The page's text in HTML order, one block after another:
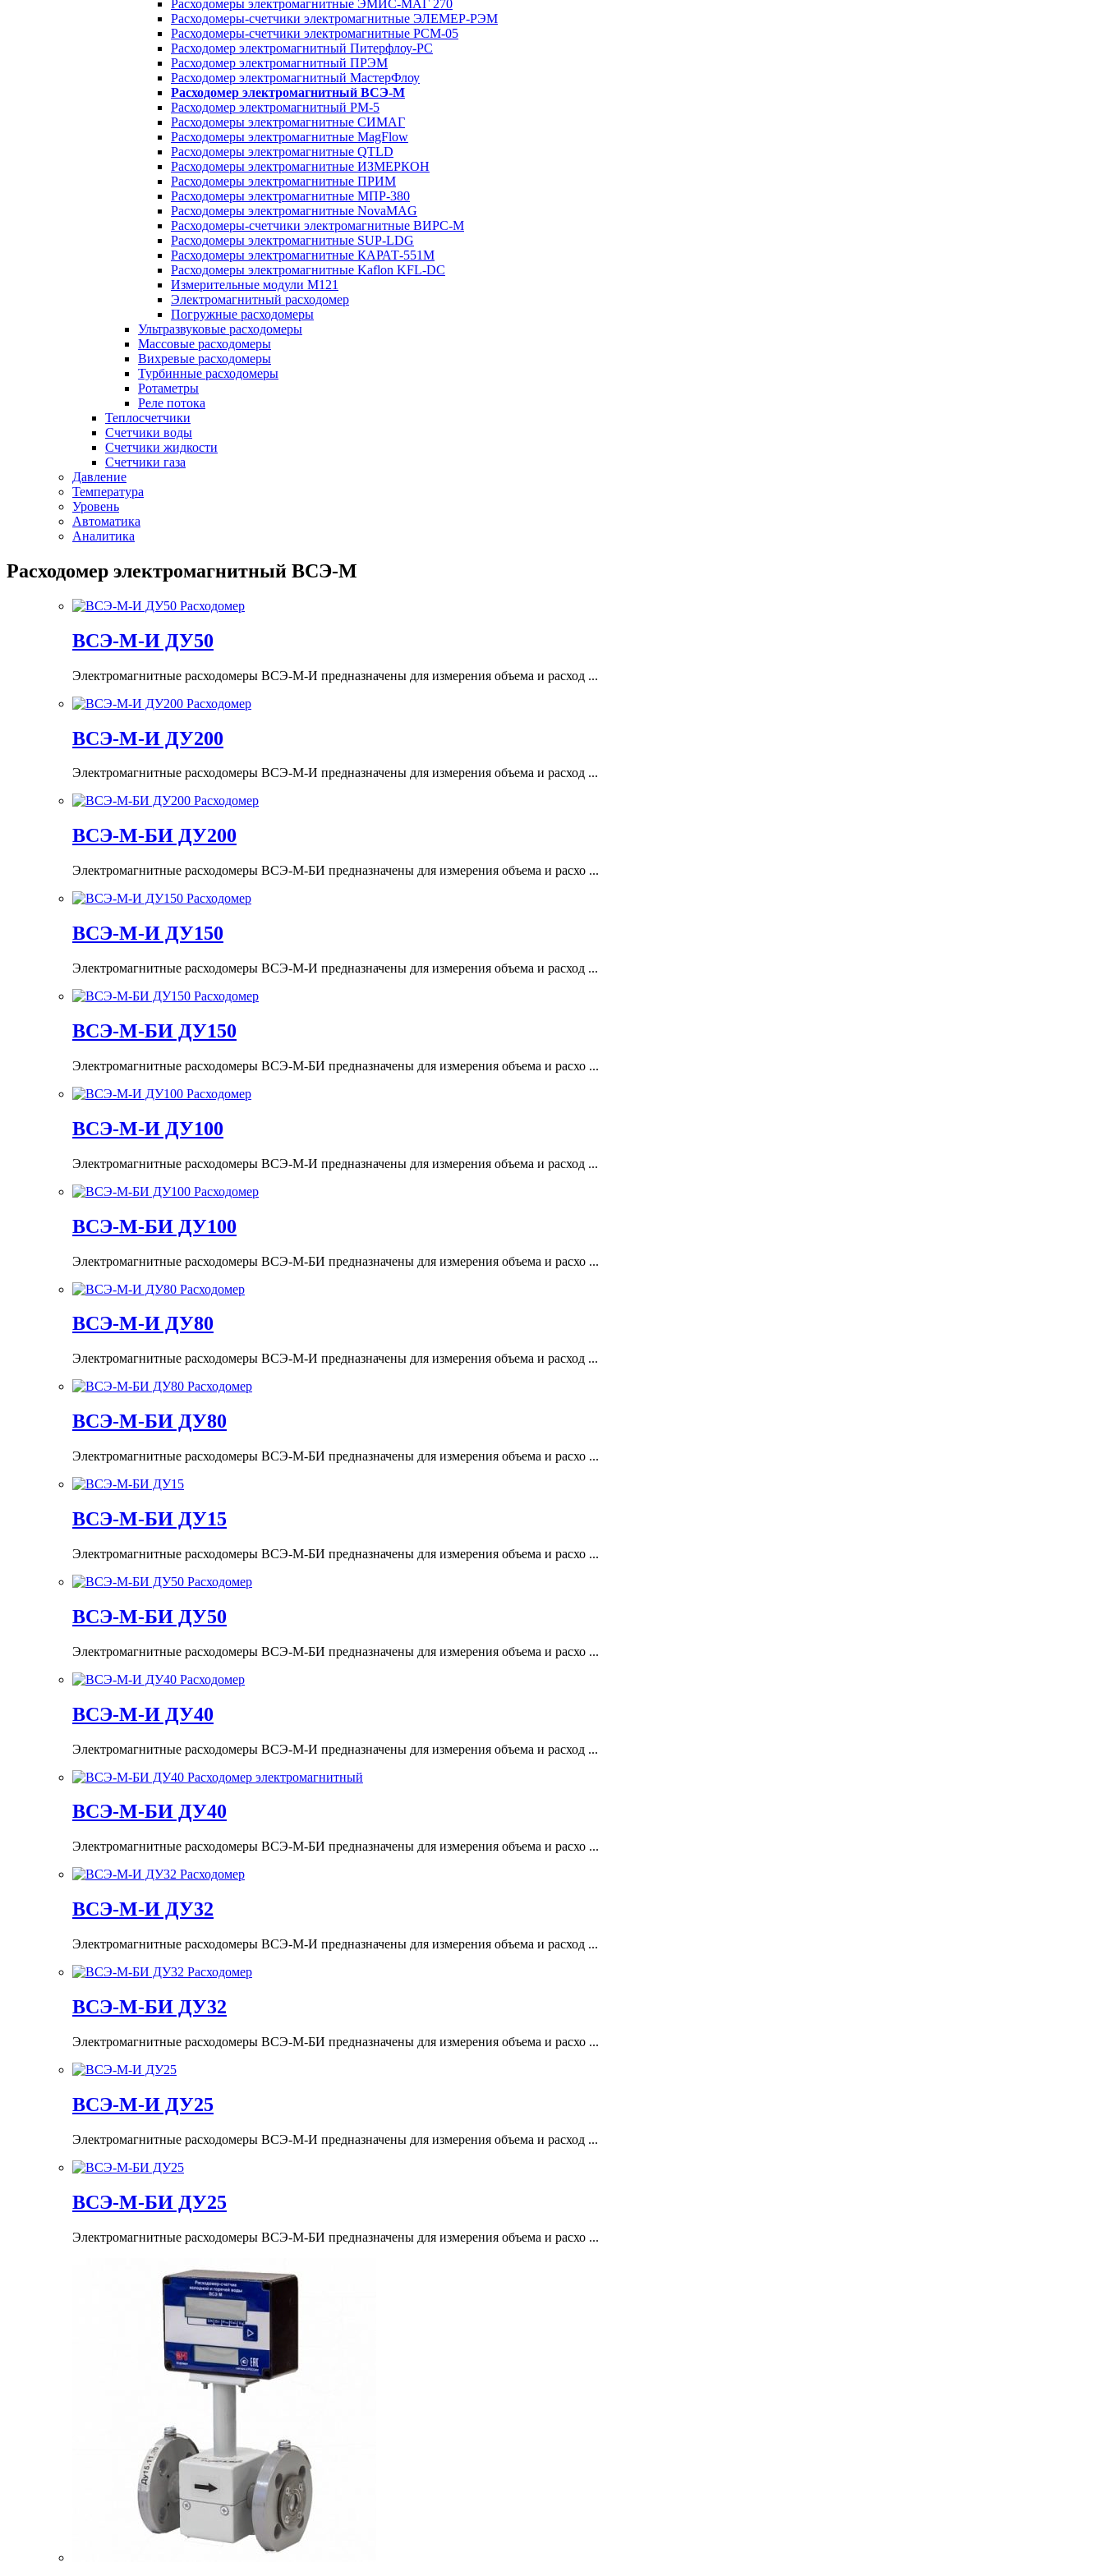
Расходомеры электромагнитные ЭМИС-МАГ 270
Расходомеры-счетчики электромагнитные ЭЛЕМЕР-РЭМ
Расходомеры-счетчики электромагнитные РСМ-05
Расходомер электромагнитный Питерфлоу-РС
Расходомер электромагнитный ПРЭМ
Расходомер электромагнитный МастерФлоу
Расходомер электромагнитный ВСЭ-М
Расходомер электромагнитный РМ-5
Расходомеры электромагнитные СИМАГ
Расходомеры электромагнитные MagFlow
Расходомеры электромагнитные QTLD
Расходомеры электромагнитные ИЗМЕРКОН
Расходомеры электромагнитные ПРИМ
Расходомеры электромагнитные МПР-380
Расходомеры электромагнитные NovaMAG
Расходомеры-счетчики электромагнитные ВИРС-М
Расходомеры электромагнитные SUP-LDG
Расходомеры электромагнитные КАРАТ-551М
Расходомеры электромагнитные Kaflon KFL-DC
Измерительные модули М121
Электромагнитный расходомер
Погружные расходомеры
Ультразвуковые расходомеры
Массовые расходомеры
Вихревые расходомеры
Турбинные расходомеры
Ротаметры
Реле потока
Теплосчетчики
Счетчики воды
Счетчики жидкости
Счетчики газа
Давление
Температура
Уровень
Автоматика
Аналитика
Расходомер электромагнитный ВСЭ-М
ВСЭ-М-И ДУ50
Электромагнитные расходомеры ВСЭ-М-И предназначены для измерения объема и расход ...
ВСЭ-М-И ДУ200
Электромагнитные расходомеры ВСЭ-М-И предназначены для измерения объема и расход ...
ВСЭ-М-БИ ДУ200
Электромагнитные расходомеры ВСЭ-М-БИ предназначены для измерения объема и расхо ...
ВСЭ-М-И ДУ150
Электромагнитные расходомеры ВСЭ-М-И предназначены для измерения объема и расход ...
ВСЭ-М-БИ ДУ150
Электромагнитные расходомеры ВСЭ-М-БИ предназначены для измерения объема и расхо ...
ВСЭ-М-И ДУ100
Электромагнитные расходомеры ВСЭ-М-И предназначены для измерения объема и расход ...
ВСЭ-М-БИ ДУ100
Электромагнитные расходомеры ВСЭ-М-БИ предназначены для измерения объема и расхо ...
ВСЭ-М-И ДУ80
Электромагнитные расходомеры ВСЭ-М-И предназначены для измерения объема и расход ...
ВСЭ-М-БИ ДУ80
Электромагнитные расходомеры ВСЭ-М-БИ предназначены для измерения объема и расхо ...
ВСЭ-М-БИ ДУ15
Электромагнитные расходомеры ВСЭ-М-БИ предназначены для измерения объема и расхо ...
ВСЭ-М-БИ ДУ50
Электромагнитные расходомеры ВСЭ-М-БИ предназначены для измерения объема и расхо ...
ВСЭ-М-И ДУ40
Электромагнитные расходомеры ВСЭ-М-И предназначены для измерения объема и расход ...
ВСЭ-М-БИ ДУ40
Электромагнитные расходомеры ВСЭ-М-БИ предназначены для измерения объема и расхо ...
ВСЭ-М-И ДУ32
Электромагнитные расходомеры ВСЭ-М-И предназначены для измерения объема и расход ...
ВСЭ-М-БИ ДУ32
Электромагнитные расходомеры ВСЭ-М-БИ предназначены для измерения объема и расхо ...
ВСЭ-М-И ДУ25
Электромагнитные расходомеры ВСЭ-М-И предназначены для измерения объема и расход ...
ВСЭ-М-БИ ДУ25
Электромагнитные расходомеры ВСЭ-М-БИ предназначены для измерения объема и расхо ...